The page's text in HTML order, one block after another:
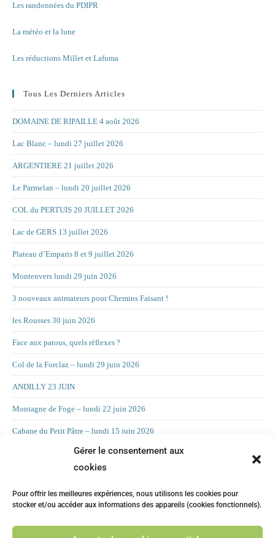
Gérer le consentement aux
cookies
Pour offrir les meilleures expériences, nous utilisons les cookies pour
stocker et/ou accéder aux informations des appareils (cookies fonctionnels).
Les randonnées du PDIPR
La météo et la lune
Les réductions Millet et Lafuma
Tous Les Derniers Articles
DOMAINE DE RIPAILLE 4 août 2026
Lac Blanc – lundi 27 juillet 2026
ARGENTIERE 21 juillet 2026
Le Parmelan – lundi 20 juillet 2026
COL du PERTUIS 20 JUILLET 2026
Lac de GERS 13 juillet 2026
Plateau d’Emparis 8 et 9 juillet 2026
Montenvers lundi 29 juin 2026
3 nouveaux animateurs pour Chemins Faisant !
les Rousses 30 juin 2026
Face aux patous, quels réflexes ?
Col de la Forclaz – lundi 29 juin 2026
ANDILLY 23 JUIN
Montagne de Foge – lundi 22 juin 2026
Cabane du Petit Pâtre – lundi 15 juin 2026
La Croix d’Allant – lundi 8 juin 2026
LA CHAMBOTTE